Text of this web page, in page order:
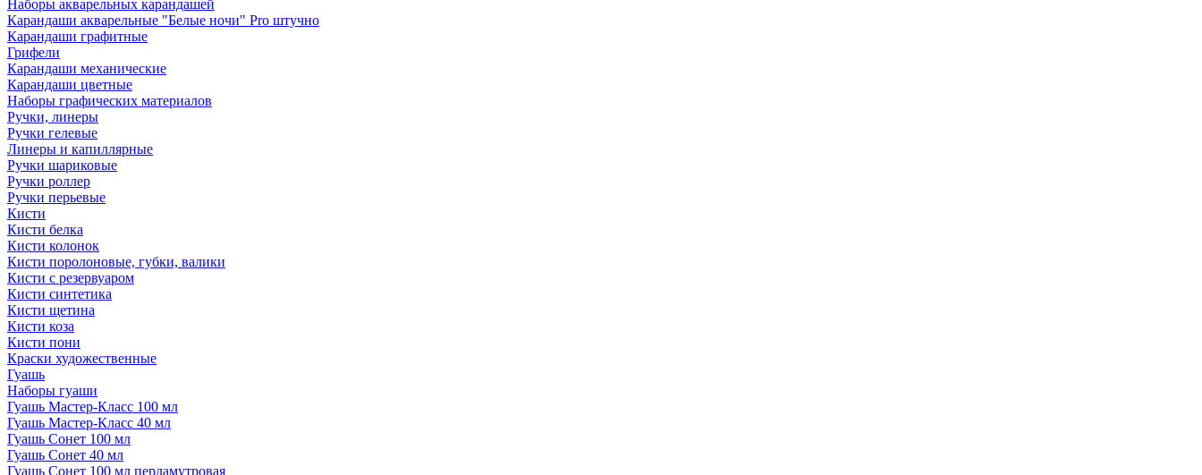
Наборы акварельных карандашей
Карандаши акварельные "Белые ночи" Pro штучно
Карандаши графитные
Грифели
Карандаши механические
Карандаши цветные
Наборы графических материалов
Ручки, линеры
Ручки гелевые
Линеры и капиллярные
Ручки шариковые
Ручки роллер
Ручки перьевые
Кисти
Кисти белка
Кисти колонок
Кисти поролоновые, губки, валики
Кисти с резервуаром
Кисти синтетика
Кисти щетина
Кисти коза
Кисти пони
Краски художественные
Гуашь
Наборы гуаши
Гуашь Мастер-Класс 100 мл
Гуашь Мастер-Класс 40 мл
Гуашь Сонет 100 мл
Гуашь Сонет 40 мл
Гуашь Сонет 100 мл перламутровая